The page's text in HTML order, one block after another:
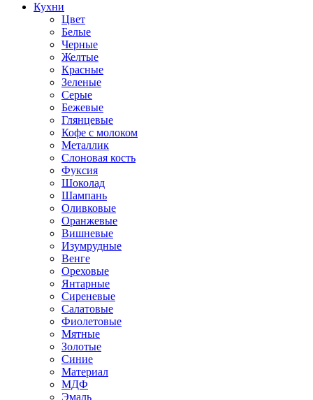
Кухни
Цвет
Белые
Черные
Желтые
Красные
Зеленые
Серые
Бежевые
Глянцевые
Кофе с молоком
Металлик
Слоновая кость
Фуксия
Шоколад
Шампань
Оливковые
Оранжевые
Вишневые
Изумрудные
Венге
Ореховые
Янтарные
Сиреневые
Салатовые
Фиолетовые
Мятные
Золотые
Синие
Материал
МДФ
Эмаль